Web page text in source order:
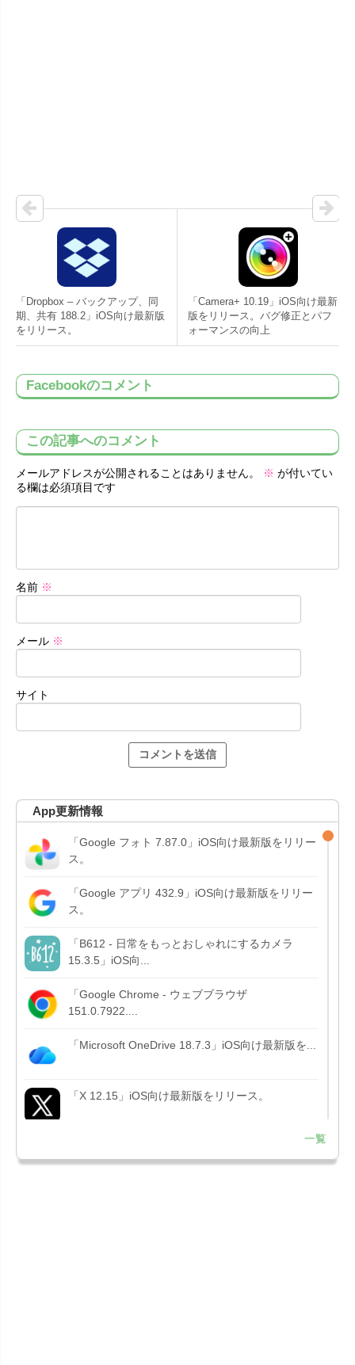
「Dropbox – バックアップ、同
期、共有 188.2」iOS向け最新版
をリリース。
「Camera+ 10.19」iOS向け最新
版をリリース。バグ修正とパフ
ォーマンスの向上
Facebookのコメント
この記事へのコメント
メールアドレスが公開されることはありません。 ※ が付いてい
る欄は必須項目です
名前 ※
メール ※
サイト
App更新情報
「Google フォト 7.87.0」iOS向け最新版をリリー
ス。
「Google アプリ 432.9」iOS向け最新版をリリー
ス。
「B612 - 日常をもっとおしゃれにするカメラ
15.3.5」iOS向...
「Google Chrome - ウェブブラウザ
151.0.7922....
「Microsoft OneDrive 18.7.3」iOS向け最新版を...
「X 12.15」iOS向け最新版をリリース。
Liguid G...
一覧